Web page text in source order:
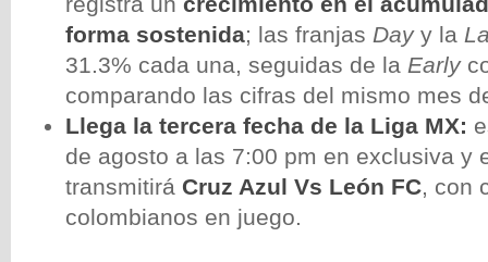
forma sostenida; las franjas Dayy la
31.3% cada una, seguidas de la Early
comparando las cifras del mismo mes
Llega la tercera fecha de la Liga MX:
de agosto a las 7:00 pm en exclusiva y
transmitirá Cruz Azul Vs León FC, con
colombianos en juego.